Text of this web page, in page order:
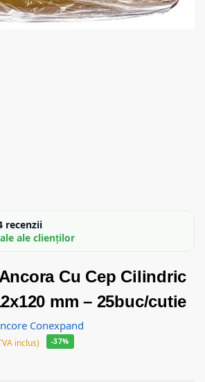
recenzii
ale clienților
Cu Cep Cilindric
mm – 25buc/cutie
Conexpand
inclus)
-37%